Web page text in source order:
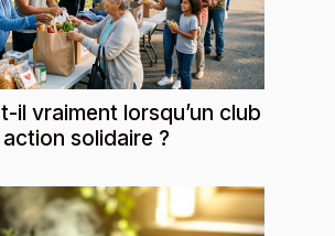
il vraiment lorsqu’un club
solidaire ?